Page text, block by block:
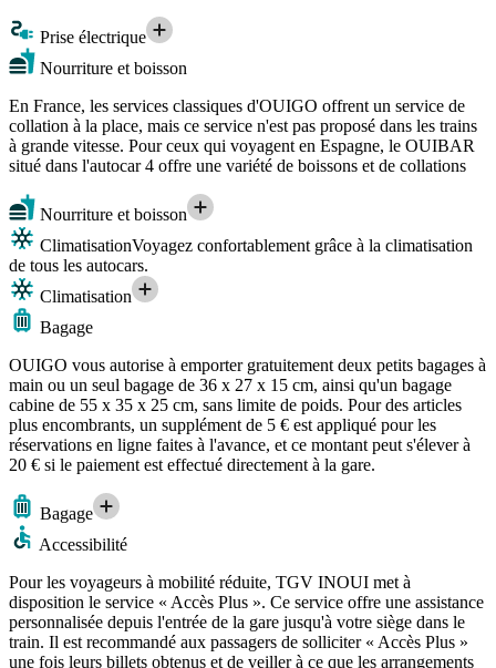
Prise électrique
Nourriture et boisson
En France, les services classiques d'OUIGO offrent un service de
collation à la place, mais ce service n'est pas proposé dans les trains
à grande vitesse. Pour ceux qui voyagent en Espagne, le OUIBAR
situé dans l'autocar 4 offre une variété de boissons et de collations
Nourriture et boisson
ClimatisationVoyagez confortablement grâce à la climatisation
de tous les autocars.
Climatisation
Bagage
OUIGO vous autorise à emporter gratuitement deux petits bagages à
main ou un seul bagage de 36 x 27 x 15 cm, ainsi qu'un bagage
cabine de 55 x 35 x 25 cm, sans limite de poids. Pour des articles
plus encombrants, un supplément de 5 € est appliqué pour les
réservations en ligne faites à l'avance, et ce montant peut s'élever à
20 € si le paiement est effectué directement à la gare.
Bagage
Accessibilité
Pour les voyageurs à mobilité réduite, TGV INOUI met à
disposition le service « Accès Plus ». Ce service offre une assistance
personnalisée depuis l'entrée de la gare jusqu'à votre siège dans le
train. Il est recommandé aux passagers de solliciter « Accès Plus »
une fois leurs billets obtenus et de veiller à ce que les arrangements